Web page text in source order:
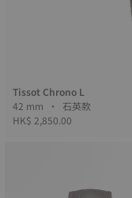
Tissot Chrono L
42 mm • 石英款
HK$ 2,850.00